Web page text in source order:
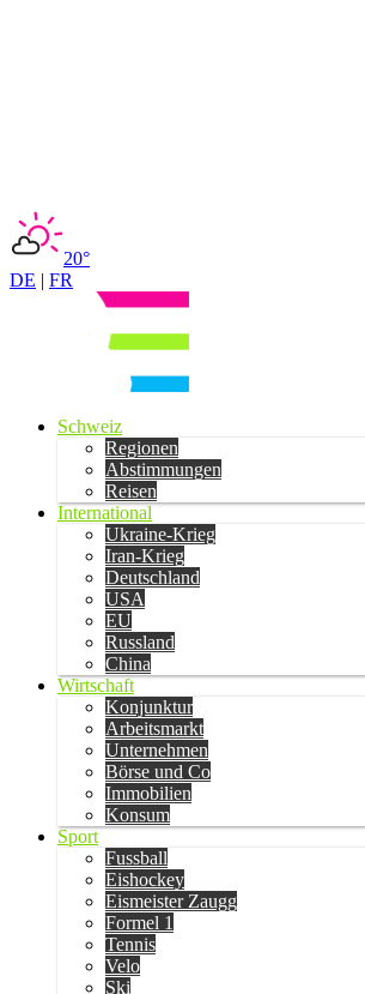
20°
DE | FR
Schweiz
Regionen
Abstimmungen
Reisen
International
Ukraine-Krieg
Iran-Krieg
Deutschland
USA
EU
Russland
China
Wirtschaft
Konjunktur
Arbeitsmarkt
Unternehmen
Börse und Co
Immobilien
Konsum
Sport
Fussball
Eishockey
Eismeister Zaugg
Formel 1
Tennis
Velo
Ski